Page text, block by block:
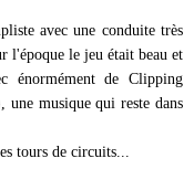
avec une conduite très
l'époque le jeu était beau et
énormément de Clipping
une musique qui reste dans
tours de circuits...